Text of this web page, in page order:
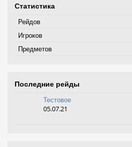
Статистика
Рейдов
Игроков
Предметов
Последние рейды
Тестовое
05.07.21